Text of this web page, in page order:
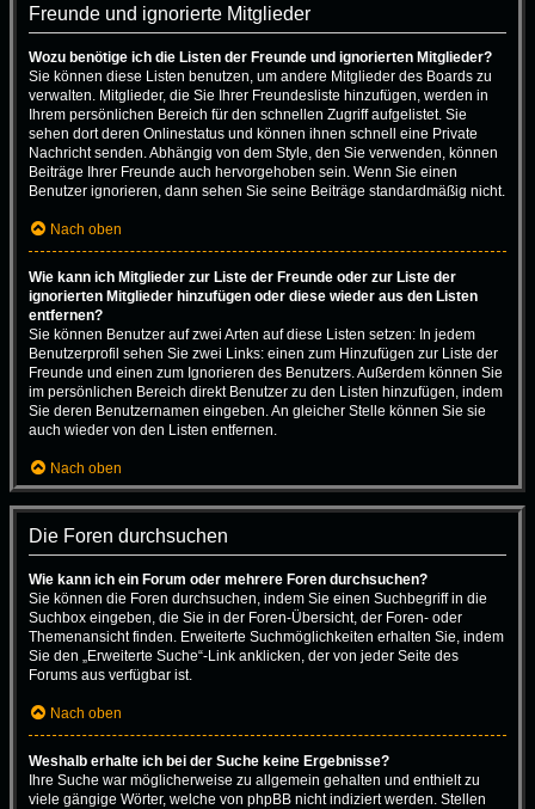
Freunde und ignorierte Mitglieder
Wozu benötige ich die Listen der Freunde und ignorierten Mitglieder?
Sie können diese Listen benutzen, um andere Mitglieder des Boards zu
verwalten. Mitglieder, die Sie Ihrer Freundesliste hinzufügen, werden in
Ihrem persönlichen Bereich für den schnellen Zugriff aufgelistet. Sie
sehen dort deren Onlinestatus und können ihnen schnell eine Private
Nachricht senden. Abhängig von dem Style, den Sie verwenden, können
Beiträge Ihrer Freunde auch hervorgehoben sein. Wenn Sie einen
Benutzer ignorieren, dann sehen Sie seine Beiträge standardmäßig nicht.
Nach oben
Wie kann ich Mitglieder zur Liste der Freunde oder zur Liste der
ignorierten Mitglieder hinzufügen oder diese wieder aus den Listen
entfernen?
Sie können Benutzer auf zwei Arten auf diese Listen setzen: In jedem
Benutzerprofil sehen Sie zwei Links: einen zum Hinzufügen zur Liste der
Freunde und einen zum Ignorieren des Benutzers. Außerdem können Sie
im persönlichen Bereich direkt Benutzer zu den Listen hinzufügen, indem
Sie deren Benutzernamen eingeben. An gleicher Stelle können Sie sie
auch wieder von den Listen entfernen.
Nach oben
Die Foren durchsuchen
Wie kann ich ein Forum oder mehrere Foren durchsuchen?
Sie können die Foren durchsuchen, indem Sie einen Suchbegriff in die
Suchbox eingeben, die Sie in der Foren-Übersicht, der Foren- oder
Themenansicht finden. Erweiterte Suchmöglichkeiten erhalten Sie, indem
Sie den „Erweiterte Suche“-Link anklicken, der von jeder Seite des
Forums aus verfügbar ist.
Nach oben
Weshalb erhalte ich bei der Suche keine Ergebnisse?
Ihre Suche war möglicherweise zu allgemein gehalten und enthielt zu
viele gängige Wörter, welche von phpBB nicht indiziert werden. Stellen